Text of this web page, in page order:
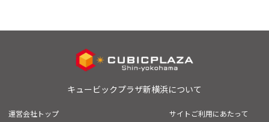
キュービックプラザ新横浜について
運営会社トップ サイトご利用にあたって